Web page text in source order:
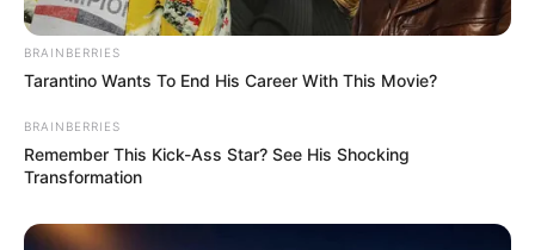
BRAINBERRIES
Tarantino Wants To End His Career With This Movie?
BRAINBERRIES
Remember This Kick-Ass Star? See His Shocking
Transformation